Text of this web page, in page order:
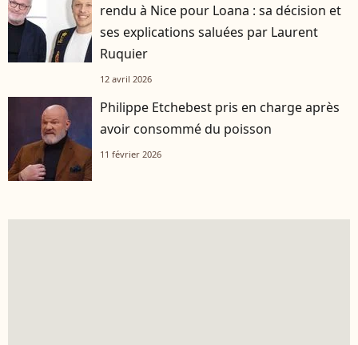
rendu à Nice pour Loana : sa décision et
ses explications saluées par Laurent
Ruquier
12 avril 2026
Philippe Etchebest pris en charge après
avoir consommé du poisson
11 février 2026